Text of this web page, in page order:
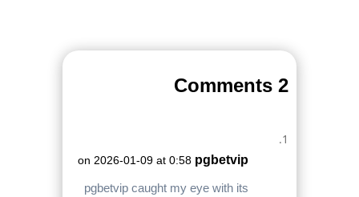
2 Comments
pgbetvip
on 2026-01-09 at 0:58
pgbetvip caught my eye with its